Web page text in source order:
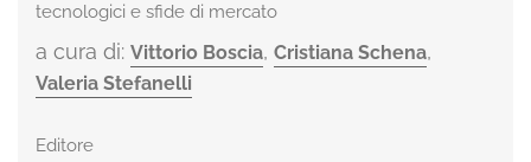
tecnologici e sfide di mercato
a cura di: Vittorio Boscia, Cristiana Schena,
Valeria Stefanelli
Editore